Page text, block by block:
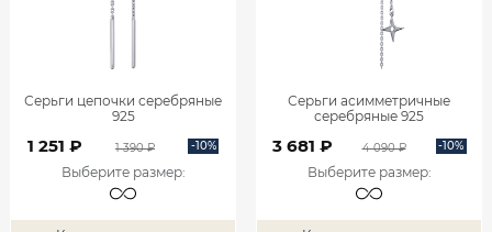
Серьги цепочки серебряные
925
1 251 ₽ 1 390 ₽ -10%
Выберите размер:
Серьги асимметричные
серебряные 925
3 681 ₽ 4 090 ₽ -10%
Выберите размер: